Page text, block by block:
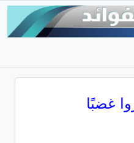
غضبًا